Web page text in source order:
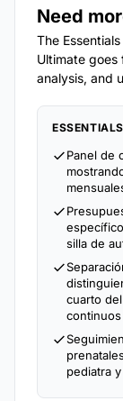
Need
The
Ultimate
analysis, and
Panel de
silla de
cuarto
continuos
pediatra